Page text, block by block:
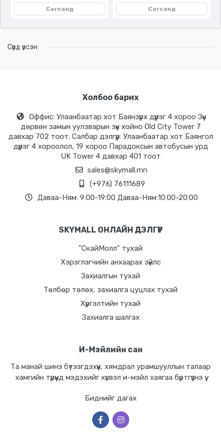
Сагсанд Сагсанд
Сүүлд үзсэн
Холбоо барих
Оффис: Улаанбаатар хот Баянзүрх дүүрэг 4 хороо Зүүн
дөрвөн замын уулзварын зүүн хойно Old City Tower 7
давхар 702 тоот. Салбар дэлгүүр: Улаанбаатар хот Баянгол
дүүрэг 4 хороолол, 19 хороо Парадоксын автобусын урд
UK Tower 4 давхар 401 тоот
sales@skymall.mn
(+976) 76111689
Даваа-Ням: 9:00-19:00 Даваа-Ням:10:00-20:00
SKYMALL ОНЛАЙН ДЭЛГҮҮР
"СкайМолл" тухай
Хэрэглэгчийн анхаарах зүйлс
Захиалгын тухай
Төлбөр төлөх, захиалга цуцлах тухай
Хүргэлтийн тухай
Захиалга шалгах
И-Мэйлийн сан
Та манай шинэ бүтээгдэхүүн, хямдрал урамшууллын талаар
хамгийн түрүүнд мэдэхийг хүсвэл и-мэйл хаягаа бүртгүүлнэ үү.
Биднийг дагах